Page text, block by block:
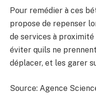
Pour remédier à ces
propose de repenser
de services à
éviter quils ne
déplacer, et les garer
Source: Agence